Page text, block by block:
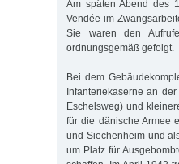
Am späten Abend des
Vendée im
Sie waren den
ordnungsgemäß gefolgt.
Bei dem
Infanteriekaserne an
Eschelsweg) und
für die dänische Armee
und Siechenheim und
um Platz für